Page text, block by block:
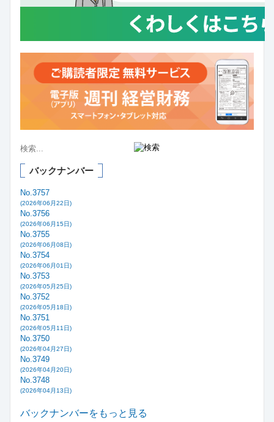
バックナンバー
No.3757
(2026年06月22日)
No.3756
(2026年06月15日)
No.3755
(2026年06月08日)
No.3754
(2026年06月01日)
No.3753
(2026年05月25日)
No.3752
(2026年05月18日)
No.3751
(2026年05月11日)
No.3750
(2026年04月27日)
No.3749
(2026年04月20日)
No.3748
(2026年04月13日)
バックナンバーをもっと見る